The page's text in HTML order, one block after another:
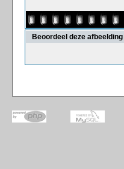
Beoordeel deze afbeelding